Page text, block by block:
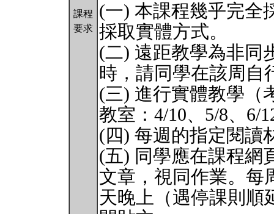
課程
要求
(一) 本課程幾乎完全
採取實體方式。
(二) 遠距教學為非同
時，請同學在該周自
(三) 進行實體教學（
教室：4/10、5/8、6/
(四) 每週的指定閱讀
(五) 同學應在課程網
文章，視同作業。每
天晚上（遇停課則順